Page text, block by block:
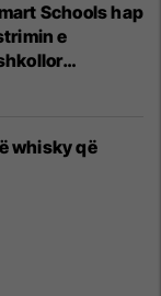
Schools hap
e
whisky që